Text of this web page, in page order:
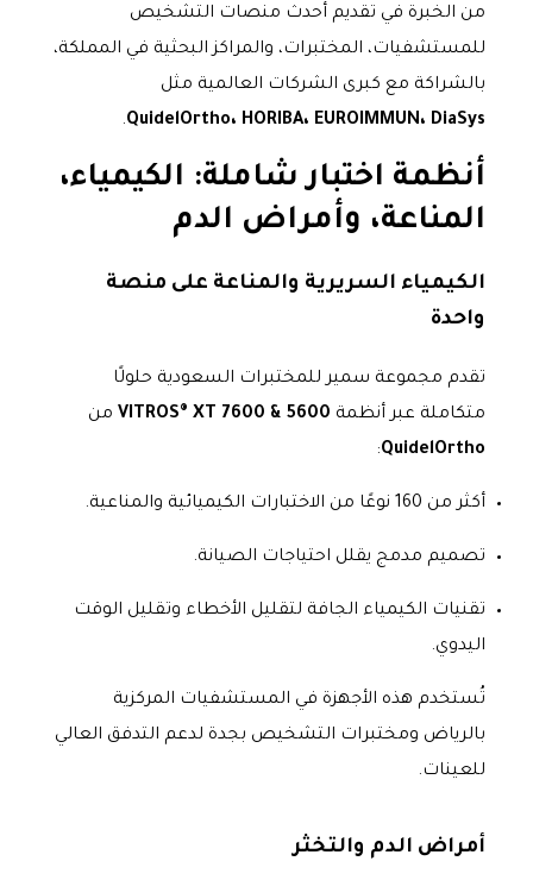
من الخبرة في تقديم أحدث منصات التشخيص
للمستشفيات، المختبرات، والمراكز البحثية في المملكة،
بالشراكة مع كبرى الشركات العالمية مثل
QuidelOrtho، HORIBA، EUROIMMUN، DiaSys.
أنظمة اختبار شاملة: الكيمياء،
المناعة، وأمراض الدم
الكيمياء السريرية والمناعة على منصة
واحدة
تقدم مجموعة سمير للمختبرات السعودية حلولًا
متكاملة عبر أنظمة VITROS® XT 7600 & 5600 من
QuidelOrtho
:
أكثر من 160 نوعًا من الاختبارات الكيميائية والمناعية.
تصميم مدمج يقلل احتياجات الصيانة.
تقنيات الكيمياء الجافة لتقليل الأخطاء وتقليل الوقت
اليدوي.
تُستخدم هذه الأجهزة في المستشفيات المركزية
بالرياض ومختبرات التشخيص بجدة لدعم التدفق العالي
للعينات.
أمراض الدم والتخثر